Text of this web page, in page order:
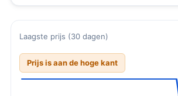
Laagste prijs (30 dagen)
Prijs is aan de hoge kant